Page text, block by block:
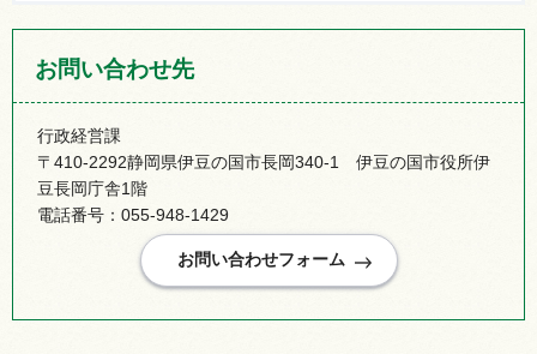
お問い合わせ先
行政経営課
〒410-2292静岡県伊豆の国市長岡340-1 伊豆の国市役所伊
豆長岡庁舎1階
電話番号：055-948-1429